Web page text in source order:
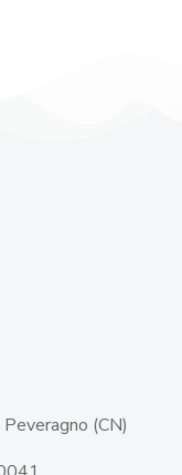
(CN)